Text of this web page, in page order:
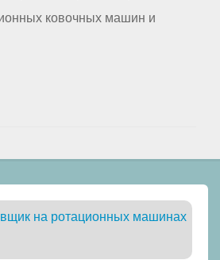
ковочных машин и
на ротационных машинах